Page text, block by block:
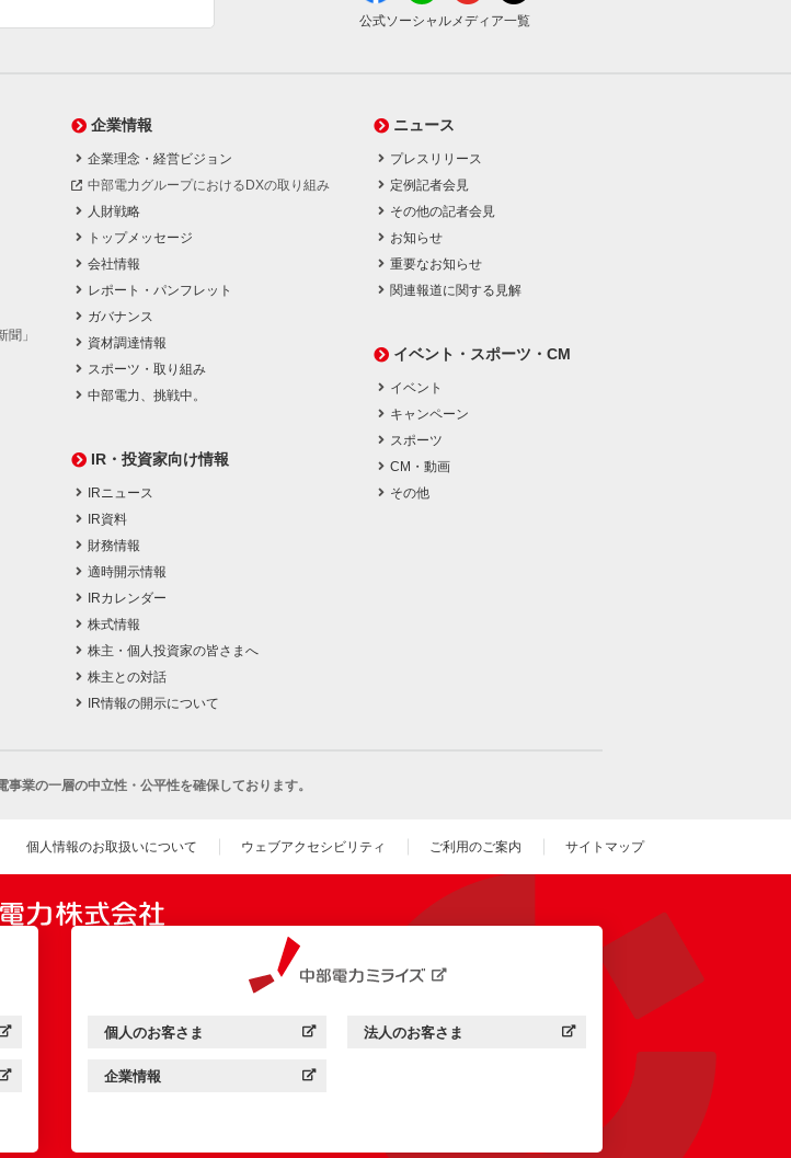
公式ソーシャルメディア一覧
」
企業情報
企業理念・経営ビジョン
中部電力グループにおけるDXの取り組み
人財戦略
トップメッセージ
会社情報
レポート・パンフレット
ガバナンス
資材調達情報
スポーツ・取り組み
中部電力、挑戦中。
IR・投資家向け情報
IRニュース
IR資料
財務情報
適時開示情報
IRカレンダー
株式情報
株主・個人投資家の皆さまへ
株主との対話
IR情報の開示について
ニュース
プレスリリース
定例記者会見
その他の記者会見
お知らせ
重要なお知らせ
関連報道に関する見解
イベント・スポーツ・CM
イベント
キャンペーン
スポーツ
CM・動画
その他
事業の一層の中立性・公平性を確保しております。
個人情報のお取扱いについて ウェブアクセシビリティ ご利用のご案内 サイトマップ
中部電力ミライズ：
個人のお客さま
（新しいウィンドウを開きます） 中部電力ミライズ：
法人のお客さま
（新しいウィンドウを開きます）
中部電力ミライズ：
企業情報
（新しいウィンドウを開きます）